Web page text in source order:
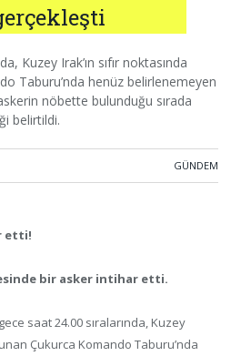
Kuzey Irak’ın sıfır noktasında
Taburu’nda henüz belirlenemeyen
nöbette bulunduğu sırada
belirtildi.
GÜNDEM
etti!
bir asker intihar etti.
saat 24.00 sıralarında, Kuzey
Çukurca Komando Taburu’nda